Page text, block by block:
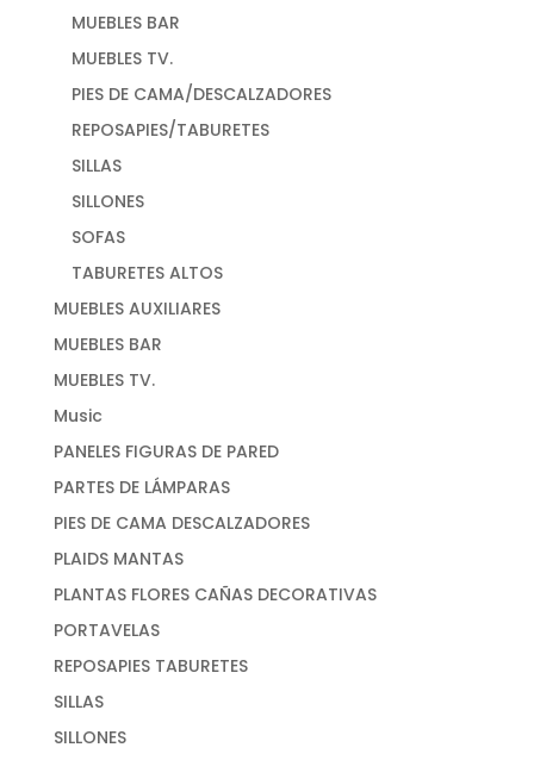
MUEBLES BAR
MUEBLES TV.
PIES DE CAMA/DESCALZADORES
REPOSAPIES/TABURETES
SILLAS
SILLONES
SOFAS
TABURETES ALTOS
MUEBLES AUXILIARES
MUEBLES BAR
MUEBLES TV.
Music
PANELES FIGURAS DE PARED
PARTES DE LÁMPARAS
PIES DE CAMA DESCALZADORES
PLAIDS MANTAS
PLANTAS FLORES CAÑAS DECORATIVAS
PORTAVELAS
REPOSAPIES TABURETES
SILLAS
SILLONES